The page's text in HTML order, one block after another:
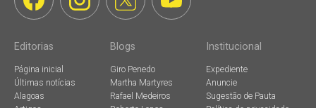
Editorias
Página inicial
Últimas notícias
Alagoas
Blogs
Giro Penedo
Martha Martyres
Rafael Medeiros
Institucional
Expediente
Anuncie
Sugestão de Pauta